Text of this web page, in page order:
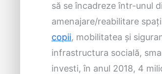
să se încadreze într-unul
amenajare/reabilitare
copii, mobilitatea şi
infrastructura socială,
investi, în anul 2018, 4